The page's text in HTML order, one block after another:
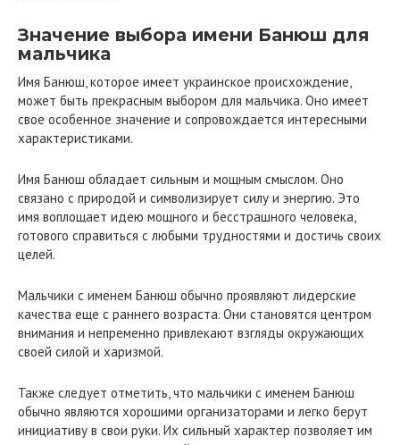
Значение выбора имени Банюш для
мальчика
Имя Банюш, которое имеет украинское происхождение,
может быть прекрасным выбором для мальчика. Оно имеет
свое особенное значение и сопровождается интересными
характеристиками.
Имя Банюш обладает сильным и мощным смыслом. Оно
связано с природой и символизирует силу и энергию. Это
имя воплощает идею мощного и бесстрашного человека,
готового справиться с любыми трудностями и достичь своих
целей.
Мальчики с именем Банюш обычно проявляют лидерские
качества еще с раннего возраста. Они становятся центром
внимания и непременно привлекают взгляды окружающих
своей силой и харизмой.
Также следует отметить, что мальчики с именем Банюш
обычно являются хорошими организаторами и легко берут
инициативу в свои руки. Их сильный характер позволяет им